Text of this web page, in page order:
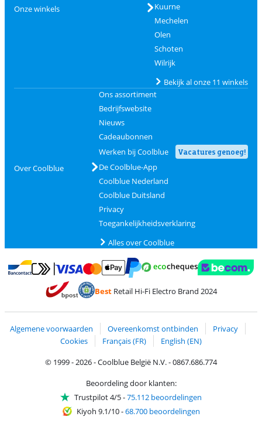
Onze winkels
Kuurne
Mechelen
Olen
Schoten
Wilrijk
Bekijk al onze 11 winkels
Over Coolblue
Ons assortiment
Bedrijfswebsite
Nieuws
Cadeaubonnen
Werken bij Coolblue
Vacatures genoeg!
De Coolblue-App
Coolblue Nederland
Coolblue Duitsland
Privacy
Toegankelijkheidsverklaring
Alles over Coolblue
Betalen met Bancontact
Betalen met MasterCard en Visa via ClickToPay
Betalen met PayPal
BestRetail Hi-Fi Electro Brand 2024
Algemene voorwaarden Overeenkomst ontbinden
Privacy
Cookies
Français (FR)
English (EN)
© 1999 - 2026 - Coolblue België N.V. - 0867.686.774
Beoordeling door klanten:
Trustpilot 4/5-75.112 beoordelingen
Kiyoh 9.1/10-68.700 beoordelingen